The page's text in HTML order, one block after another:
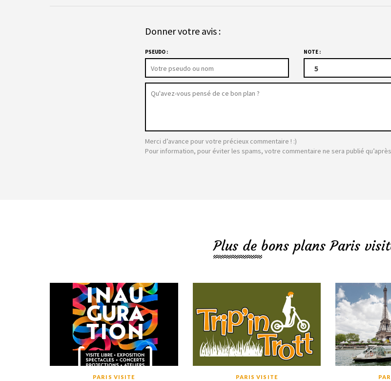
Donner votre avis :
PSEUDO : NOTE :
5
Merci d’avance pour votre précieux commentaire ! :)
Pour information, pour éviter les spams, votre commentaire ne sera publié
Plus de bons plans Paris
PARIS VISITE PARIS VISITE